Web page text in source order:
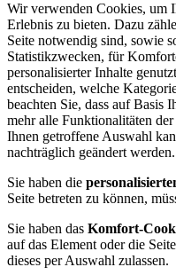
Wir verwenden Cookies, um
Erlebnis zu bieten. Dazu
Seite notwendig sind, sowie
Statistikzwecken, für
personalisierter Inhalte
entscheiden, welche
beachten Sie, dass auf Basis
mehr alle Funktionalitäten
Ihnen getroffene Auswahl
nachträglich geändert werden.
Sie haben die
Seite betreten zu können,
Sie haben das Komfort-
auf das Element oder die
dieses per Auswahl zulassen.